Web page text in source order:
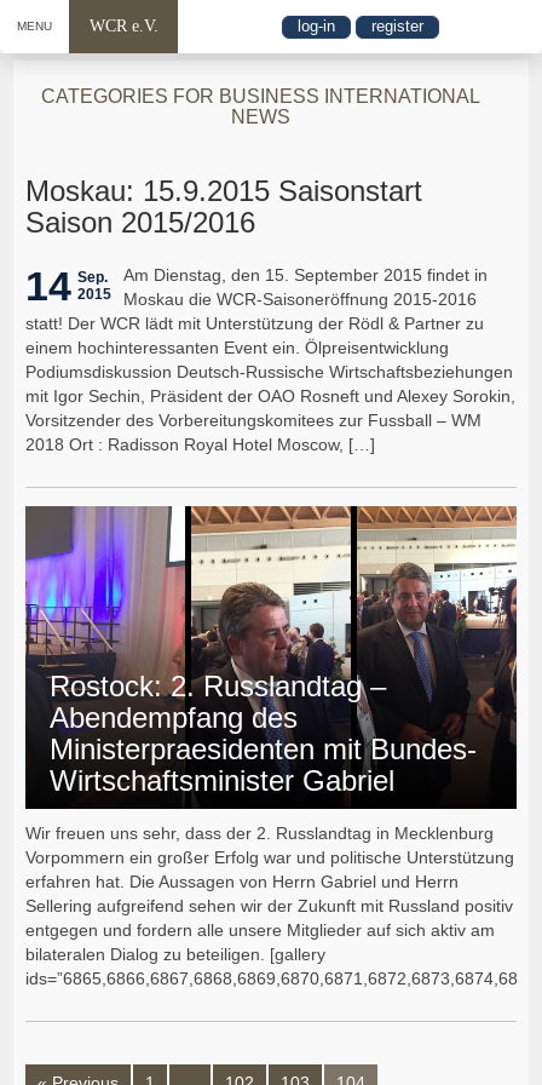
MENU WCR e.V. log-in register
CATEGORIES FOR BUSINESS INTERNATIONAL
NEWS
Moskau: 15.9.2015 Saisonstart
Saison 2015/2016
14 Sep.
2015
Am Dienstag, den 15. September 2015 findet in
Moskau die WCR-Saisoneröffnung 2015-2016
statt! Der WCR lädt mit Unterstützung der Rödl & Partner zu
einem hochinteressanten Event ein. Ölpreisentwicklung
Podiumsdiskussion Deutsch-Russische Wirtschaftsbeziehungen
mit Igor Sechin, Präsident der OAO Rosneft und Alexey Sorokin,
Vorsitzender des Vorbereitungskomitees zur Fussball – WM
2018 Ort : Radisson Royal Hotel Moscow, […]
Rostock: 2. Russlandtag –
Abendempfang des
Ministerpraesidenten mit Bundes-
Wirtschaftsminister Gabriel
Wir freuen uns sehr, dass der 2. Russlandtag in Mecklenburg
Vorpommern ein großer Erfolg war und politische Unterstützung
erfahren hat. Die Aussagen von Herrn Gabriel und Herrn
Sellering aufgreifend sehen wir der Zukunft mit Russland positiv
entgegen und fordern alle unsere Mitglieder auf sich aktiv am
bilateralen Dialog zu beteiligen. [gallery